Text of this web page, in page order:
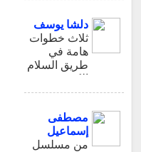
دلشا يوسف
ثلاث خطوات
هامة في
طريق السلام
الكردي
التركي
مصطفى
إسماعيل
من مسلسل